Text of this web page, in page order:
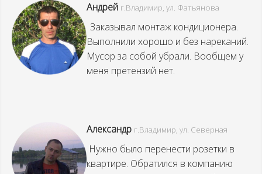
Андрей г.Владимир, ул. Фатьянова
Заказывал монтаж кондиционера.
Выполнили хорошо и без нареканий.
Мусор за собой убрали. Вообщем у
меня претензий нет.
Александр г.Владимир, ул. Северная
Нужно было перенести розетки в
квартире. Обратился в компанию